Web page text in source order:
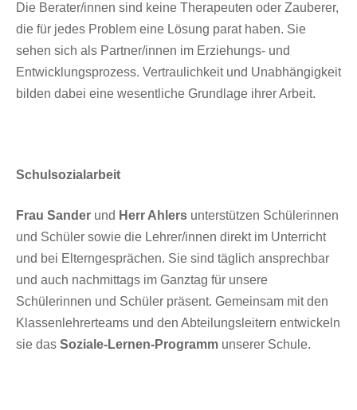
Die Berater/innen sind keine Therapeuten oder Zauberer,
die für jedes Problem eine Lösung parat haben. Sie
sehen sich als Partner/innen im Erziehungs- und
Entwicklungsprozess. Vertraulichkeit und Unabhängigkeit
bilden dabei eine wesentliche Grundlage ihrer Arbeit.
Schulsozialarbeit
Frau Sander und Herr Ahlers unterstützen Schülerinnen
und Schüler sowie die Lehrer/innen direkt im Unterricht
und bei Elterngesprächen. Sie sind täglich ansprechbar
und auch nachmittags im Ganztag für unsere
Schülerinnen und Schüler präsent. Gemeinsam mit den
Klassenlehrerteams und den Abteilungsleitern entwickeln
sie das Soziale-Lernen-Programm unserer Schule.